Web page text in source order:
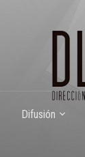
Difusión